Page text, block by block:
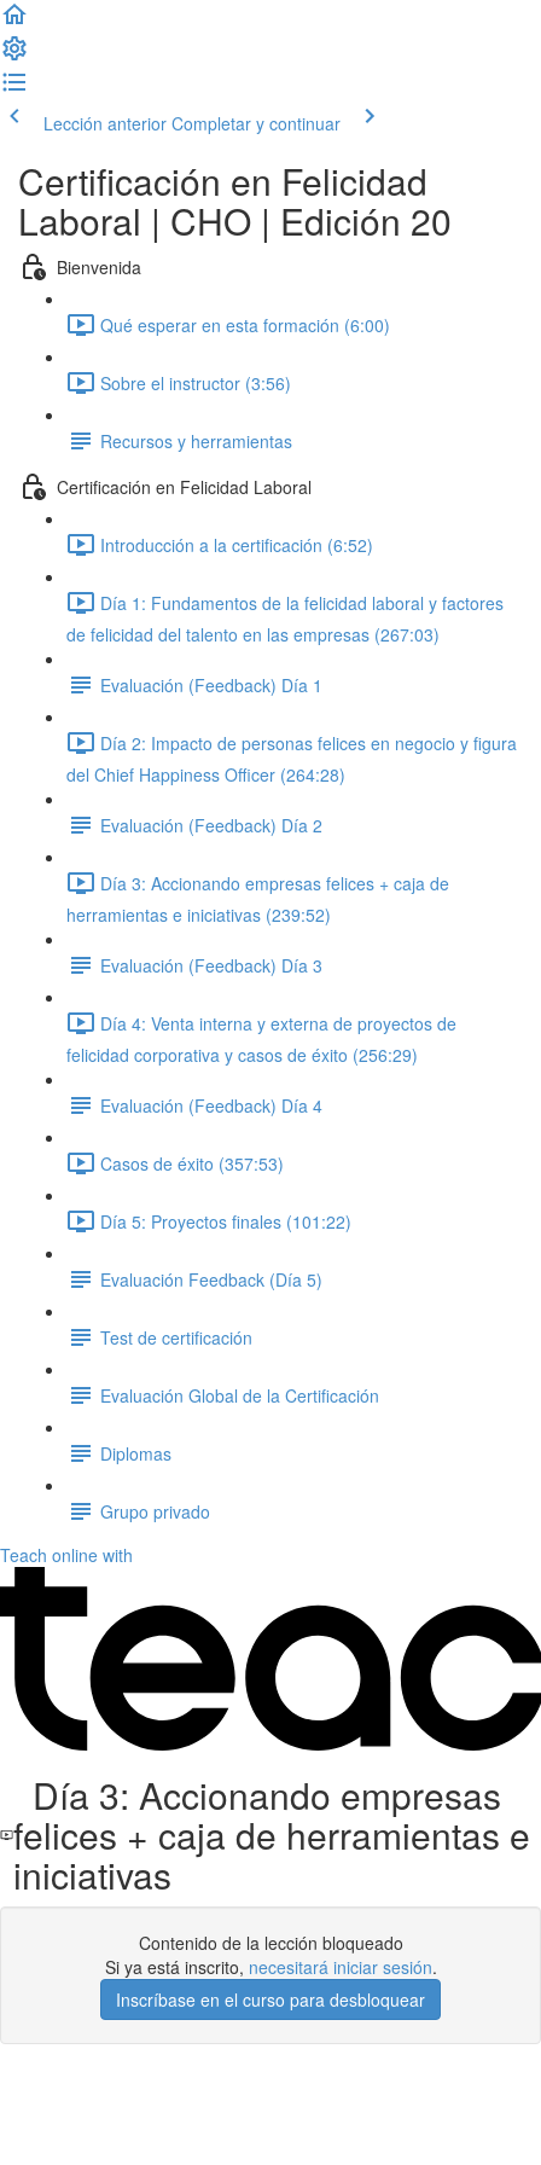
Lección anterior Completar y continuar
Certificación en Felicidad
Laboral | CHO | Edición 20
Bienvenida
Qué esperar en esta formación (6:00)
Sobre el instructor (3:56)
Recursos y herramientas
Certificación en Felicidad Laboral
Introducción a la certificación (6:52)
Día 1: Fundamentos de la felicidad laboral y factores
de felicidad del talento en las empresas (267:03)
Evaluación (Feedback) Día 1
Día 2: Impacto de personas felices en negocio y figura
del Chief Happiness Officer (264:28)
Evaluación (Feedback) Día 2
Día 3: Accionando empresas felices + caja de
herramientas e iniciativas (239:52)
Evaluación (Feedback) Día 3
Día 4: Venta interna y externa de proyectos de
felicidad corporativa y casos de éxito (256:29)
Evaluación (Feedback) Día 4
Casos de éxito (357:53)
Día 5: Proyectos finales (101:22)
Evaluación Feedback (Día 5)
Test de certificación
Evaluación Global de la Certificación
Diplomas
Grupo privado
Teach online with
Día 3: Accionando empresas
felices + caja de herramientas e
iniciativas
Contenido de la lección bloqueado
Si ya está inscrito, necesitará iniciar sesión.
Inscríbase en el curso para desbloquear